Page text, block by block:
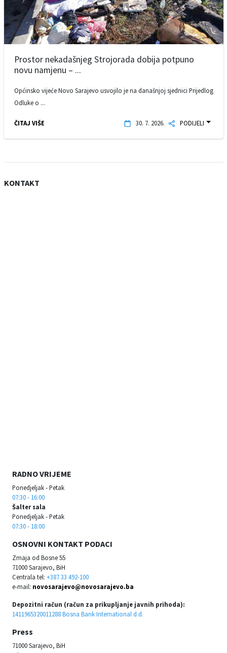
Prostor nekadašnjeg Strojorada dobija potpuno
novu namjenu – ...
Općinsko vijeće Novo Sarajevo usvojilo je na današnjoj sjednici Prijedlog
Odluke o ...
ČITAJ VIŠE 30. 7. 2026. PODIJELI
KONTAKT
RADNO VRIJEME
Ponedjeljak - Petak
07:30 - 16:00
Šalter sala
Ponedjeljak - Petak
07:30 - 18:00
OSNOVNI KONTAKT PODACI
Zmaja od Bosne 55
71000 Sarajevo, BiH
Centrala tel: +387 33 492-100
e-mail: novosarajevo@novosarajevo.ba
Depozitni račun (račun za prikupljanje javnih prihoda):
1411965320011288 Bosna Bank International d.d.
Press
71000 Sarajevo, BiH